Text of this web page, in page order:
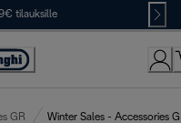
tilauksille
GR Winter Sales - Accessories